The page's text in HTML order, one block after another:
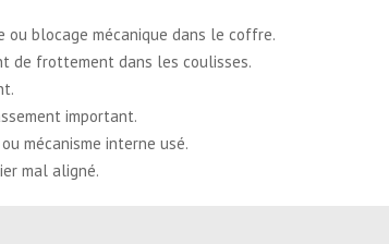
blocage mécanique dans le coffre.
de frottement dans les coulisses.
important.
mécanisme interne usé.
mal aligné.